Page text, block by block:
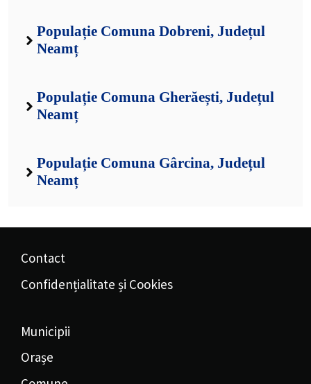
Populație Comuna Dobreni, Județul
Neamț
Populație Comuna Gherăești, Județul
Neamț
Populație Comuna Gârcina, Județul
Neamț
Contact
Confidențialitate și Cookies
Municipii
Orașe